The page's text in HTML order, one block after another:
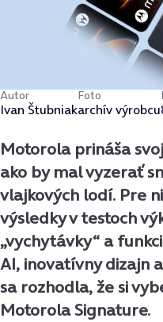
Autor
Ivan Štubniak
Foto
archív výrobcu
Motorola prináša
ako by mal vyzerať
vlajkových lodí. Pre
výsledky v testoch
„vychytávky“ a
AI, inovatívny dizajn
sa rozhodla, že si
Motorola Signature.